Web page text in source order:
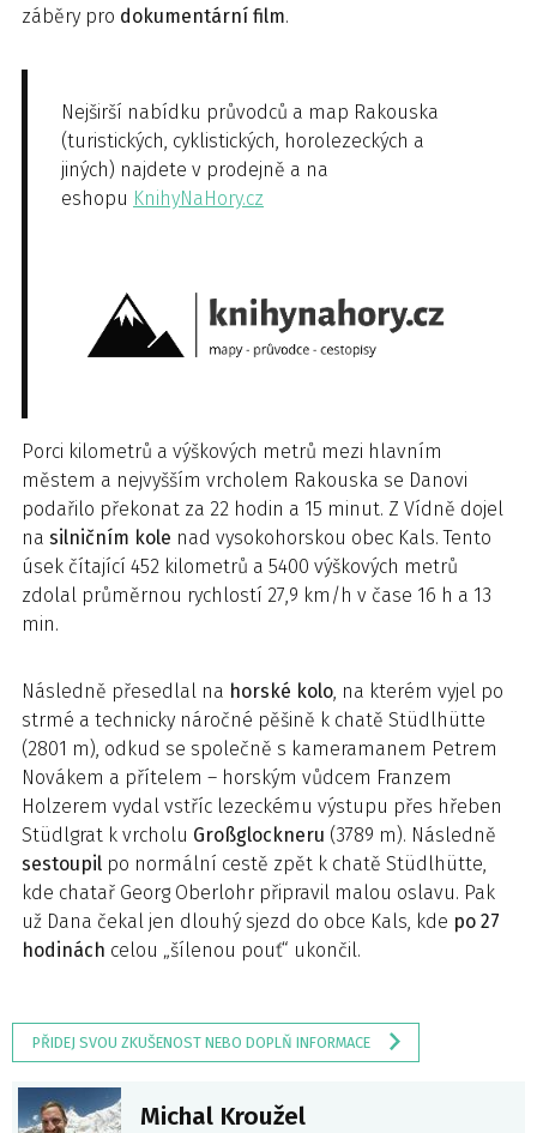
záběry pro dokumentární film.
Nejširší nabídku průvodců a map Rakouska
(turistických, cyklistických, horolezeckých a
jiných) najdete v prodejně a na
eshopu KnihyNaHory.cz
Porci kilometrů a výškových metrů mezi hlavním
městem a nejvyšším vrcholem Rakouska se Danovi
podařilo překonat za 22 hodin a 15 minut. Z Vídně dojel
na silničním kole nad vysokohorskou obec Kals. Tento
úsek čítající 452 kilometrů a 5400 výškových metrů
zdolal průměrnou rychlostí 27,9 km/h v čase 16 h a 13
min.
Následně přesedlal na horské kolo, na kterém vyjel po
strmé a technicky náročné pěšině k chatě Stüdlhütte
(2801 m), odkud se společně s kameramanem Petrem
Novákem a přítelem – horským vůdcem Franzem
Holzerem vydal vstříc lezeckému výstupu přes hřeben
Stüdlgrat k vrcholu Großglockneru (3789 m). Následně
sestoupil po normální cestě zpět k chatě Stüdlhütte,
kde chatař Georg Oberlohr připravil malou oslavu. Pak
už Dana čekal jen dlouhý sjezd do obce Kals, kde po 27
hodinách celou „šílenou pouť“ ukončil.
PŘIDEJ SVOU ZKUŠENOST NEBO DOPLŇ INFORMACE
Michal Kroužel